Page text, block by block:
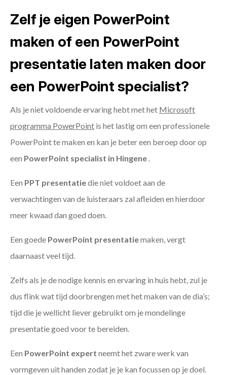
Zelf je eigen PowerPoint
maken of een PowerPoint
presentatie laten maken door
een PowerPoint specialist?
Als je niet voldoende ervaring hebt met het Microsoft
programma PowerPoint is het lastig om een professionele
PowerPoint te maken en kan je beter een beroep door op
een PowerPoint specialist in Hingene .
Een PPT presentatiedie niet voldoet aan de
verwachtingen van de luisteraars zal afleiden en hierdoor
meer kwaad dan goed doen.
Een goede PowerPoint presentatiemaken, vergt
daarnaast veel tijd.
Zelfs als je de nodige kennis en ervaring in huis hebt, zul je
dus flink wat tijd doorbrengen met het maken van de dia’s;
tijd die je wellicht liever gebruikt om je mondelinge
presentatie goed voor te bereiden.
Een PowerPoint expert neemt het zware werk van
vormgeven uit handen zodat je je kan focussen op je doel.